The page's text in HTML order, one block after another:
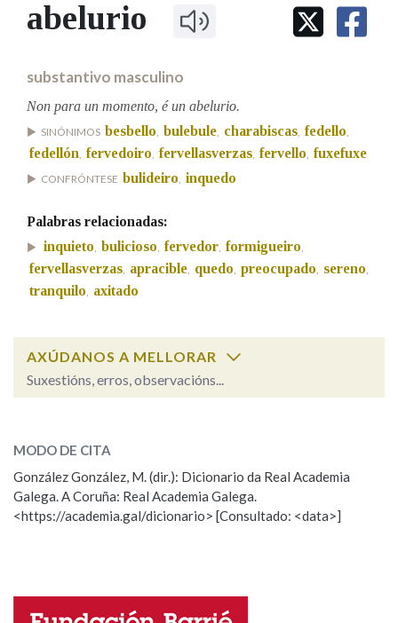
IDENTIDADE CORPORATIVA
MARCIAL DEL ADALID
FIGURAS HOMENAXEADAS
PRIMAVERA DAS LETRAS
PORTAL DAS PALABRAS
Facebook
TwitterYoutubeInstagram
Bluesky
BUSCAR NOS LEMAS
Remata por
BUSCAR NO CONTIDO
Nos exemplos
Na fraseoloxía
OUTRAS OPCIÓNS DE BUSCA
abelurio
substantivo masculino
Non para un momento, é un abelurio.
SINÓNIMOS besbello, bulebule, charabiscas, fedello,
fedellón, fervedoiro, fervellasverzas, fervello, fuxefuxe
CONFRÓNTESE bulideiro, inquedo
Palabras relacionadas:
inquieto, bulicioso, fervedor, formigueiro,
fervellasverzas, apracible, quedo, preocupado, sereno,
tranquilo, axitado
AXÚDANOS A MELLORAR
Suxestións, erros, observacións...
ESCOLLE UNHA OPCIÓN:
Observación Hai un erro na palabra
Propoño mellorar a definición
Nome
MODO DE CITA
González González, M. (dir.): Dicionario da Real Academia
Galega. A Coruña: Real Academia Galega.
<https://academia.gal/dicionario> [Consultado: <data>]